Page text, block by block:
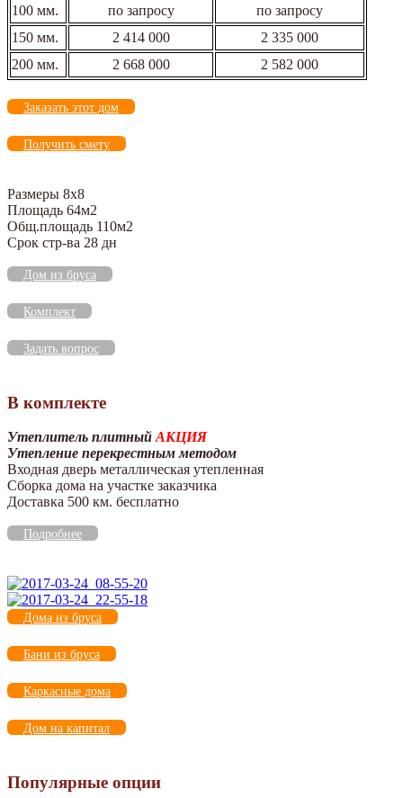
100 мм.
по запросу
по запросу
150 мм.
2 414 000
2 335 000
200 мм.
2 668 000 2 582 000
Заказать этот дом
Получить смету
Размеры 8х8
Площадь 64м2
Общ.площадь 110м2
Срок стр-ва 28 дн
Дом из бруса
Комплект
Задать вопрос
В комплекте
Утеплитель плитный АКЦИЯ
Утепление перекрестным методом
Входная дверь металлическая утепленная
Сборка дома на участке заказчика
Доставка 500 км. бесплатно
Подробнее
Дома из бруса
Бани из бруса
Каркасные дома
Дом на капитал
Популярные опции